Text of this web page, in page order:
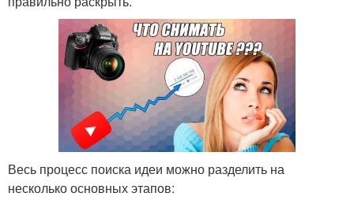
Весь процесс поиска идеи можно разделить на
несколько основных этапов: